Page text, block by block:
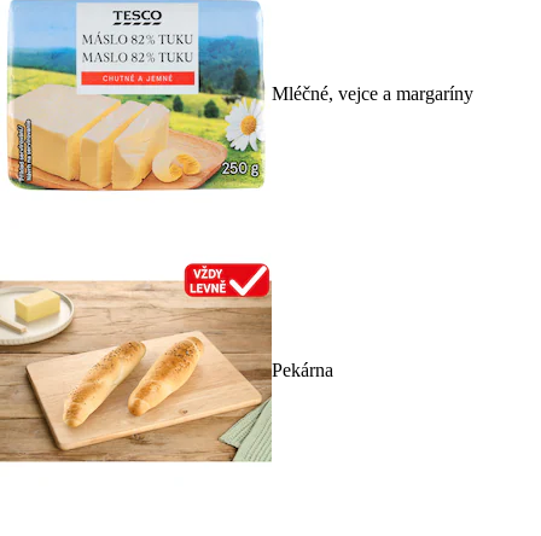
Mléčné, vejce a margaríny
Pekárna